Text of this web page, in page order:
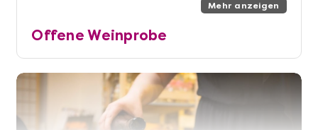
Mehr anzeigen
Offene Weinprobe